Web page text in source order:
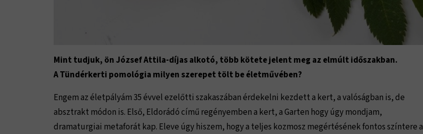
Mint tudjuk, ön József Attila-díjas alkotó, több kötete jelent meg az elmúlt időszakban.
A Tündérkerti pomológia milyen szerepet tölt be életművében?
Engem az életpályám 35 évvel ezelőtti szakaszában érdekelni kezdett a kert, a valóságban is, de
absztrakt módon is. Első, Eldorádó című regényemben a kert, a Garten hogy úgy mondjam,
dramaturgiai metaforát kap. Eleve úgy hiszem, hogy a teljes kozmosz megértésének fontos színtere a